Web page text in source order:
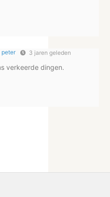
peter 3 jaren geleden
verkeerde dingen.